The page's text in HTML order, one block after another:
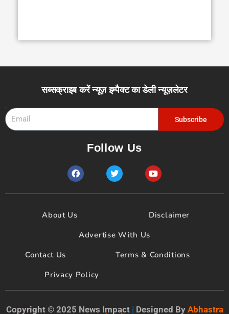
सब्सक्राइब करें न्यूज़ इम्पैक्ट का डेली न्यूज़लेटर
Subscribe
Follow Us
F
a
e
o
T
w
t
Y
o
t
b
e
About Us
Disclaimer
Advertise With Us
Contact Us
Terms & Conditions
Privacy Policy
Copyright © 2025 News Impact | Designed By Abhastra